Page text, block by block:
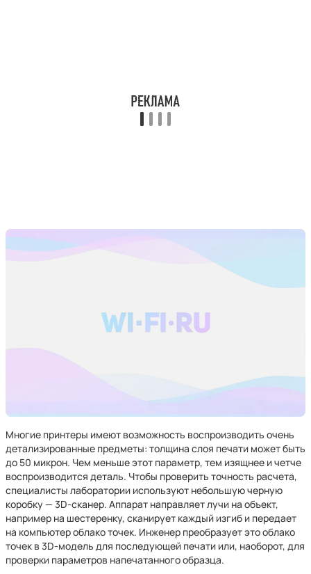
Многие принтеры имеют возможность воспроизводить очень
детализированные предметы: толщина слоя печати может быть
до 50 микрон. Чем меньше этот параметр, тем изящнее и четче
воспроизводится деталь. Чтобы проверить точность расчета,
специалисты лаборатории используют небольшую черную
коробку — 3D-сканер. Аппарат направляет лучи на объект,
например на шестеренку, сканирует каждый изгиб и передает
на компьютер облако точек. Инженер преобразует это облако
точек в 3D-модель для последующей печати или, наоборот, для
проверки параметров напечатанного образца.